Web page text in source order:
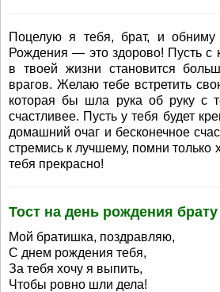
Поцелую я тебя, брат, и обниму
Рождения — это здорово! Пусть
в твоей жизни становится
врагов. Желаю тебе встретить
которая бы шла рука об руку с
счастливее. Пусть у тебя будет
домашний очаг и бесконечное
стремись к лучшему, помни только
тебя прекрасно!
Тост на день рождения брату
Мой братишка, поздравляю,
С днем рождения тебя,
За тебя хочу я выпить,
Чтобы ровно шли дела!